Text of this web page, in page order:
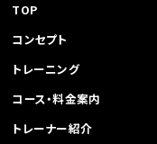
TOP
コンセプト
トレーニング
コース・料金案内
トレーナー紹介